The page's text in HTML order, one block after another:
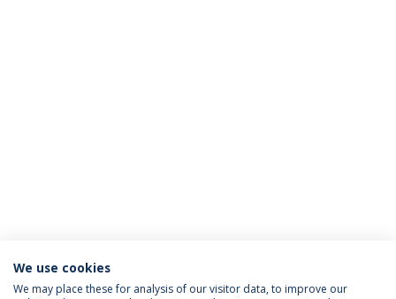
Política de Privacidade
Termos & Condições
We use cookies
We may place these for analysis of our visitor data, to improve our